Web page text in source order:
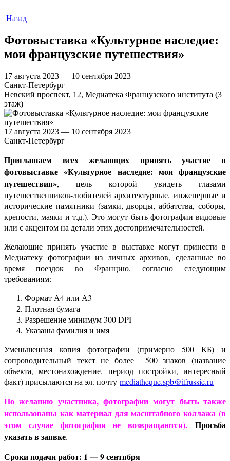
Назад
Фотовыставка «Культурное наследие:
мои французские путешествия»
17 августа 2023 — 10 сентября 2023
Санкт-Петербург
Невский проспект, 12, Медиатека Французского института (3
этаж)
17 августа 2023 — 10 сентября 2023
Санкт-Петербург
Приглашаем всех желающих принять участие в
фотовыставке «Культурное наследие: мои французские
путешествия», цель которой увидеть глазами
путешественников-любителей архитектурные, инженерные и
исторические памятники (замки, дворцы, аббатства, соборы,
крепости, маяки и т.д.). Это могут быть фотографии видовые
или с акцентом на детали этих достопримечательностей.
Желающие принять участие в выставке могут принести в
Медиатеку фотографии из личных архивов, сделанные во
время поездок во Францию, согласно следующим
требованиям:
Формат А4 или А3
Плотная бумага
Разрешение минимум 300 DPI
Указаны фамилия и имя
Уменьшенная копия фотографии (примерно 500 КБ) и
сопроводительный текст не более 500 знаков (название
объекта, местонахождение, период постройки, интересный
факт) присылаются на эл. почту mediatheque.spb@ifrussie.ru
По желанию участника, фотографии могут быть также
использованы как материал для масштабного коллажа (в
этом случае фотографии не возвращаются).
Просьба
указать в заявке.
Сроки подачи работ: 1 — 9 сентября